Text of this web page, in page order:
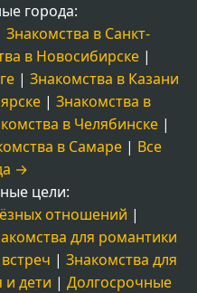
города:
Знакомства в Санкт-
в Новосибирске|
| Знакомства в Казани
| Знакомства в
в Челябинске|
в Самаре| Все
→
цели:
отношений |
для романтики
| Знакомства для
и дети | Долгосрочные